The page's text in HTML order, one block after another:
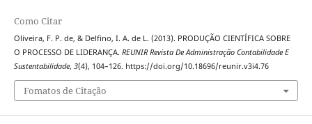
Como Citar
Oliveira, F. P. de, & Delfino, I. A. de L. (2013). PRODUÇÃO CIENTÍFICA SOBRE
O PROCESSO DE LIDERANÇA. REUNIR Revista De Administração Contabilidade E
Sustentabilidade, 3(4), 104–126. https://doi.org/10.18696/reunir.v3i4.76
Fomatos de Citação